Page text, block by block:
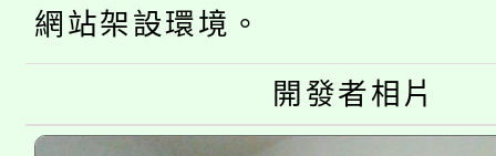
生本土語及新住民語歌
代理(課)教師甄選結果(
公告本校115學年度第
代理(課)教師甄選結果(
轉知中國文化大學推廣
網站架設環境。
開發者相片